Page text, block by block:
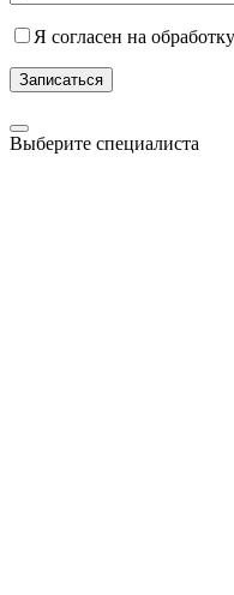
Я согласен на
Записаться
Выберите специалиста